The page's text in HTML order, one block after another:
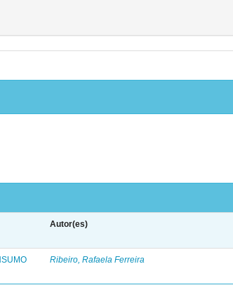
Autor(es)
Ribeiro, Rafaela Ferreira